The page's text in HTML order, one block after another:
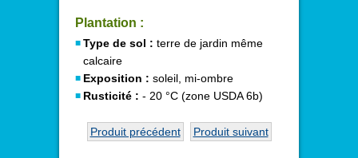
Plantation :
Type de sol : terre de jardin même
calcaire
Exposition : soleil, mi-ombre
Rusticité : - 20 °C (zone USDA 6b)
Produit précédent Produit suivant